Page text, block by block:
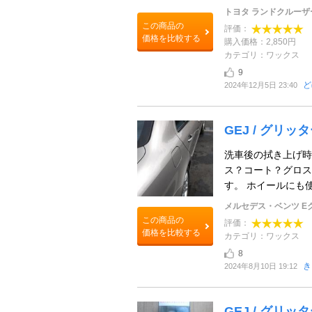
この商品の
価格を比較する
トヨタ ランドクルー
評価：
購入価格：2,850円
カテゴリ：ワックス
9
2024年12月5日 23:40
この商品の
価格を比較する
GEJ / グリッ
洗車後の拭き上げ
ス？コート？グロ
す。 ホイールにも
メルセデス・ベンツ E
評価：
カテゴリ：ワックス
8
2024年8月10日 19:12